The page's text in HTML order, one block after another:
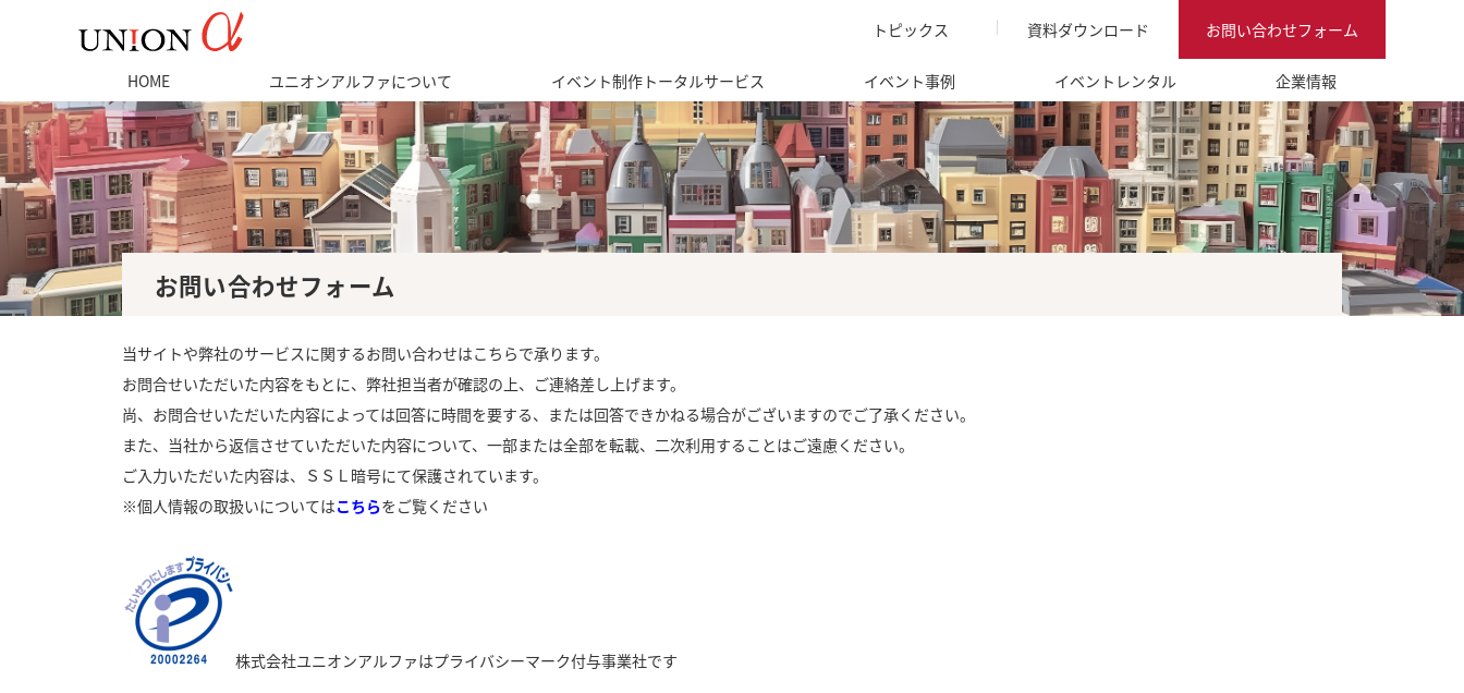
トピックス 資料ダウンロード お問い合わせフォーム
HOME ユニオンアルファについて イベント制作トータルサービス イベント事例 イベントレンタル 企業情報
お問い合わせフォーム
当サイトや弊社のサービスに関するお問い合わせはこちらで承ります。
お問合せいただいた内容をもとに、弊社担当者が確認の上、ご連絡差し上げます。
尚、お問合せいただいた内容によっては回答に時間を要する、または回答できかねる場合がございますのでご了承ください。
また、当社から返信させていただいた内容について、一部または全部を転載、二次利用することはご遠慮ください。
ご入力いただいた内容は、ＳＳＬ暗号にて保護されています。
※個人情報の取扱いについてはこちらをご覧ください
株式会社ユニオンアルファはプライバシーマーク付与事業社です